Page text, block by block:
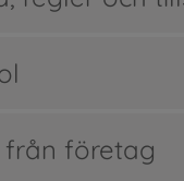
företag